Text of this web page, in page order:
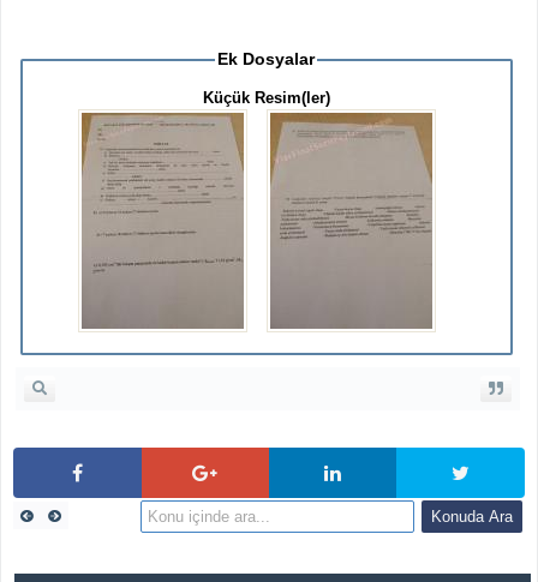
Ek Dosyalar
Küçük Resim(ler)